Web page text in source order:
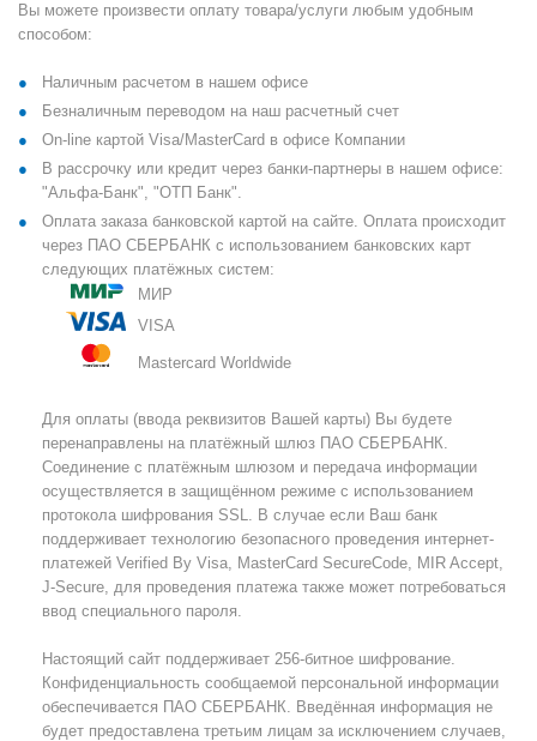
Вы можете произвести оплату товара/услуги любым удобным
способом:
Наличным расчетом в нашем офисе
Безналичным переводом на наш расчетный счет
On-line картой Visa/MasterCard в офисе Компании
В рассрочку или кредит через банки-партнеры в нашем офисе:
"Альфа-Банк", "ОТП Банк".
Оплата заказа банковской картой на сайте. Оплата происходит
через ПАО СБЕРБАНК с использованием банковских карт
следующих платёжных систем:
МИР
VISA
Mastercard Worldwide
Для оплаты (ввода реквизитов Вашей карты) Вы будете
перенаправлены на платёжный шлюз ПАО СБЕРБАНК.
Соединение с платёжным шлюзом и передача информации
осуществляется в защищённом режиме с использованием
протокола шифрования SSL. В случае если Ваш банк
поддерживает технологию безопасного проведения интернет-
платежей Verified By Visa, MasterCard SecureCode, MIR Accept,
J-Secure, для проведения платежа также может потребоваться
ввод специального пароля.
Настоящий сайт поддерживает 256-битное шифрование.
Конфиденциальность сообщаемой персональной информации
обеспечивается ПАО СБЕРБАНК. Введённая информация не
будет предоставлена третьим лицам за исключением случаев,